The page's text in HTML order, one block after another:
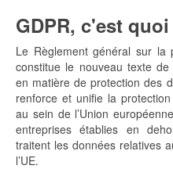
GDPR, c'est
Le Règlement général sur la
constitue le nouveau texte
en matière de protection des
renforce et unifie la
au sein de l’Union
entreprises établies en
traitent les données relatives
l’UE.